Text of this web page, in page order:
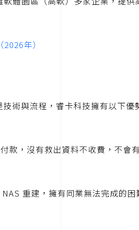
年）
術與流程，睿卡科技擁有以下優
款，沒有救出資料不收費，不會
重建，擁有同業無法完成的困